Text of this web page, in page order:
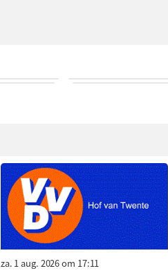
za. 1 aug. 2026 om 17:11